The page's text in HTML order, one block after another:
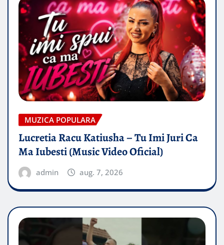
MUZICA POPULARA
Lucretia Racu Katiusha – Tu Imi Juri Ca
Ma Iubesti (Music Video Oficial)
admin aug. 7, 2026